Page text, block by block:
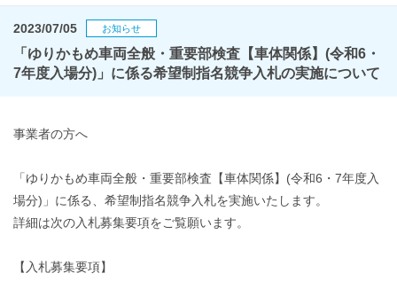
2023/07/05 お知らせ
「ゆりかもめ車両全般・重要部検査【車体関係】(令和6・
7年度入場分)」に係る希望制指名競争入札の実施について
事業者の方へ
「ゆりかもめ車両全般・重要部検査【車体関係】(令和6・7年度入
場分)」に係る、希望制指名競争入札を実施いたします。
詳細は次の入札募集要項をご覧願います。
【入札募集要項】